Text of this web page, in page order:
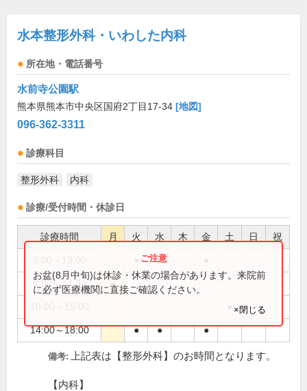
水本整形外科・いわした内科
所在地・電話番号
水前寺公園駅
熊本県熊本市中央区国府2丁目17-34 [地図]
096-362-3311
診療科目
整形外科 内科
診療/受付時間・休診日
診療時間 月 火 水 木 金 土 日 祝
●
9:00～14:30 ●
14:00～18:00 ● ● ●
お盆(8月中旬)は休診・休業の場合があります。来院前
に必ず医療機関に直接ご確認ください。
×閉じる
備考: 上記表は【整形外科】のお時間となります。
【内科】